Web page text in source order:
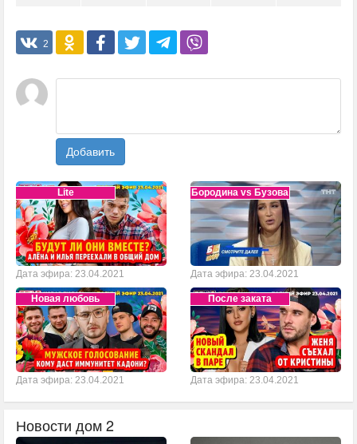
2
Добавить
Lite
Дата эфира: 23.04.2021
Бородина vs Бузова
Дата эфира: 23.04.2021
Новая любовь
Дата эфира: 23.04.2021
После заката
Дата эфира: 23.04.2021
Новости дом 2